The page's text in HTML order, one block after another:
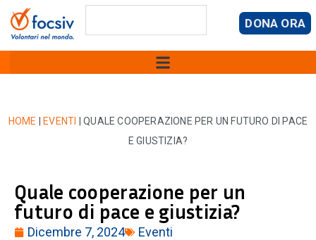
DONA ORA
HOME EVENTI |QUALE COOPERAZIONE PER UN FUTURO DI PACE
E GIUSTIZIA?
Quale cooperazione per un
futuro di pace e giustizia?
Dicembre 7, 2024 Eventi